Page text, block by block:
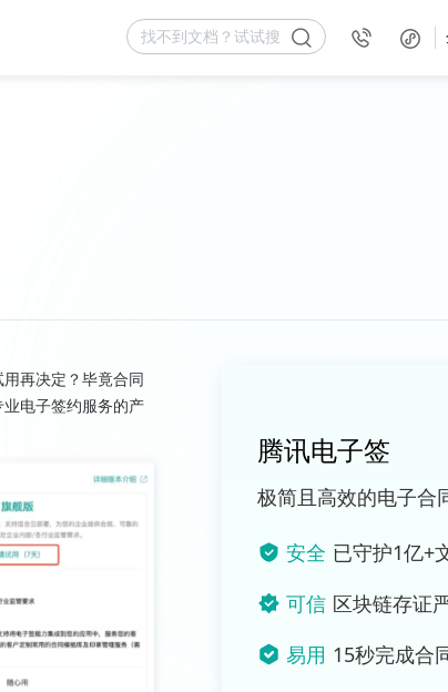
再决定？毕竟合同
电子签约服务的产
腾讯电子签
极简且高效的电子合
安全 已守护1亿+
可信 区块链存证
易用 15秒完成合